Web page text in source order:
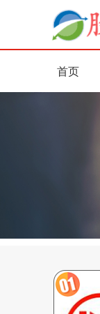
首页